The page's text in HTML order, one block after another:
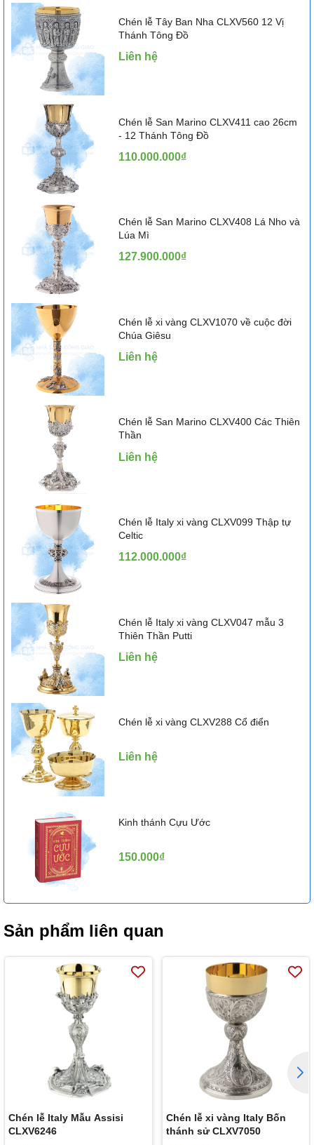
Chén lễ Tây Ban Nha CLXV560 12 Vị
Thánh Tông Đồ
Liên hệ
Chén lễ San Marino CLXV411 cao 26cm
- 12 Thánh Tông Đồ
110.000.000₫
Chén lễ San Marino CLXV408 Lá Nho và
Lúa Mì
127.900.000₫
Chén lễ xi vàng CLXV1070 về cuộc đời
Chúa Giêsu
Liên hệ
Chén lễ San Marino CLXV400 Các Thiên
Thần
Liên hệ
Chén lễ Italy xi vàng CLXV099 Thập tự
Celtic
112.000.000₫
Chén lễ Italy xi vàng CLXV047 mẫu 3
Thiên Thần Putti
Liên hệ
Chén lễ xi vàng CLXV288 Cổ điển
Liên hệ
Kinh thánh Cựu Ước
150.000₫
Sản phẩm liên quan
Chén lễ Italy Mẫu Assisi
CLXV6246
Chén lễ xi vàng Italy Bốn
thánh sử CLXV7050